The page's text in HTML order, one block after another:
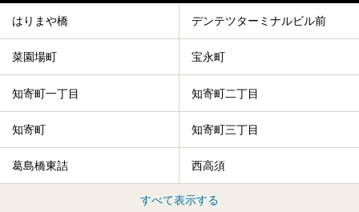
はりまや橋 デンテツターミナルビル前
菜園場町 宝永町
知寄町一丁目 知寄町二丁目
知寄町 知寄町三丁目
葛島橋東詰 西高須
すべて表示する